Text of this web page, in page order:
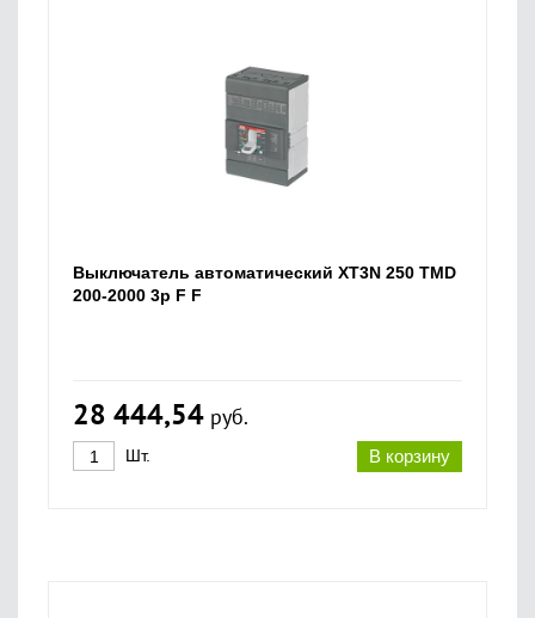
Выключатель автоматический XT3N 250 TMD
200-2000 3p F F
28 444,54 руб.
В корзину
Шт.